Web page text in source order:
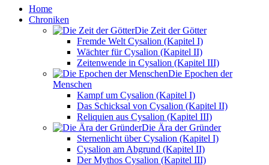
Home
Chroniken
Die Zeit der Götter
Fremde Welt Cysalion (Kapitel I)
Wächter für Cysalion (Kapitel II)
Zeitenwende in Cysalion (Kapitel III)
Die Epochen der
Menschen
Kampf um Cysalion (Kapitel I)
Das Schicksal von Cysalion (Kapitel II)
Reliquien aus Cysalion (Kapitel III)
Die Ära der Gründer
Sternenlicht über Cysalion (Kapitel I)
Cysalion am Abgrund (Kapitel II)
Der Mythos Cysalion (Kapitel III)